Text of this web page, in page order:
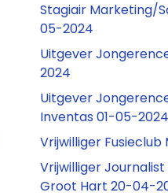
Stagiair Marketing/
05-2024
Uitgever
2024
Uitgever
Inventas 01-05-2024
Vrijwilliger
Vrijwilliger
Groot Hart 20-04-